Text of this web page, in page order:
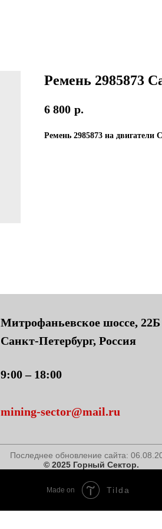
Ремень 2985873
6 800 р.
Ремень 2985873 на
Митрофаньевское шоссе, 22Б
Санкт-Петербург, Россия
mining-sector@mail.ru
9:00 – 18:00
Последнее обновление сайта:
© 2025 Горный Сектор.
Made on Tilda